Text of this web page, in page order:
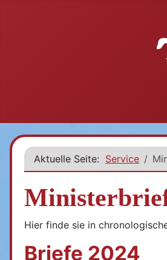
Aktuelle Seite: Service
Hier finde sie in
Briefe 2024